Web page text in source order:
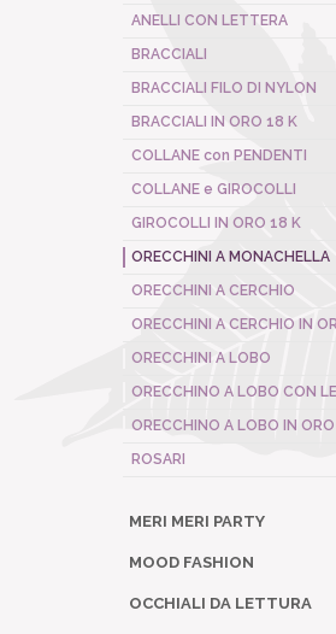
ANELLI CON LETTERA
BRACCIALI
BRACCIALI FILO DI NYLON
BRACCIALI IN ORO 18 K
COLLANE con PENDENTI
COLLANE e GIROCOLLI
GIROCOLLI IN ORO 18 K
ORECCHINI A MONACHELLA
ORECCHINI A CERCHIO
ORECCHINI A CERCHIO IN
ORECCHINI A LOBO
ORECCHINO A LOBO CON
ORECCHINO A LOBO IN
ROSARI
MERI MERI PARTY
MOOD FASHION
OCCHIALI DA LETTURA